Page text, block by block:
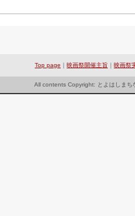
Top page ｜ 映画祭開催主旨 ｜ 映画祭
All contents Copyright: とよはしまち